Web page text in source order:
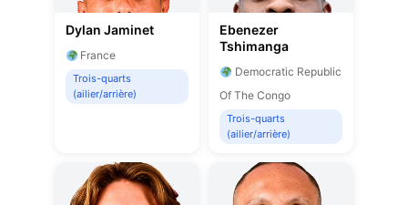
Dylan Jaminet
France
Trois-quarts
(ailier/arrière)
Ebenezer
Tshimanga
Democratic Republic
Of The Congo
Trois-quarts
(ailier/arrière)